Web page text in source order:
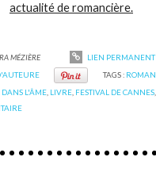
actualité de romancière.
MÉZIÈRE LIEN PERMANENT
TAGS : ROMAN
DANS L'ÂME LIVRE FESTIVAL DE CANNES